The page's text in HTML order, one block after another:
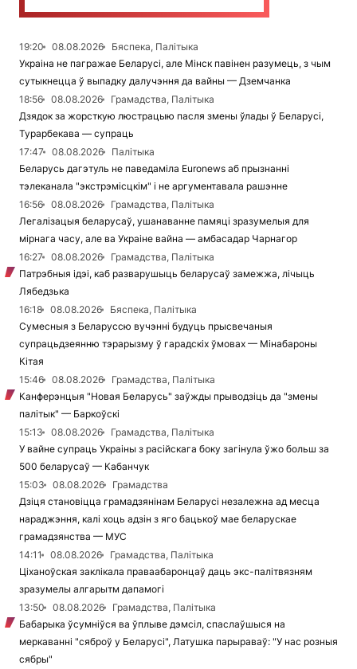
19:20 08.08.2026
Бяспека, Палітыка
Украіна не пагражае Беларусі, але Мінск павінен разумець, з чым
сутыкнецца ў выпадку далучэння да вайны — Дземчанка
18:56
08.08.2026
Грамадства, Палітыка
Дзядок за жорсткую люстрацыю пасля змены ўлады ў Беларусі,
Турарбекава — супраць
17:47
08.08.2026
Палітыка
Беларусь дагэтуль не паведаміла Euronews аб прызнанні
тэлеканала "экстрэмісцкім" і не аргументавала рашэнне
16:56
08.08.2026
Грамадства, Палітыка
Легалізацыя беларусаў, ушанаванне памяці зразумелыя для
мірнага часу, але ва Украіне вайна — амбасадар Чарнагор
16:27
08.08.2026
Грамадства, Палітыка
Патрэбныя ідэі, каб разварушыць беларусаў замежжа, лічыць
Лябедзька
16:18
08.08.2026
Бяспека, Палітыка
Сумесныя з Беларуссю вучэнні будуць прысвечаныя
супрацьдзеянню тэрарызму ў гарадскіх ўмовах — Мінабароны
Кітая
15:46
08.08.2026
Грамадства, Палітыка
Канферэнцыя "Новая Беларусь" заўжды прыводзіць да "змены
палітык" — Баркоўскі
15:13
08.08.2026
Грамадства, Палітыка
У вайне супраць Украіны з расійскага боку загінула ўжо больш за
500 беларусаў — Кабанчук
15:03
08.08.2026
Грамадства
Дзіця становіцца грамадзянінам Беларусі незалежна ад месца
нараджэння, калі хоць адзін з яго бацькоў мае беларускае
грамадзянства — МУС
14:11
08.08.2026
Грамадства, Палітыка
Ціханоўская заклікала праваабаронцаў даць экс-палітвязням
зразумелы алгарытм дапамогі
13:50
08.08.2026
Грамадства, Палітыка
Бабарыка ўсумніўся ва ўплыве дэмсіл, спаслаўшыся на
меркаванні "сяброў у Беларусі", Латушка парыраваў: "У нас розныя
сябры"